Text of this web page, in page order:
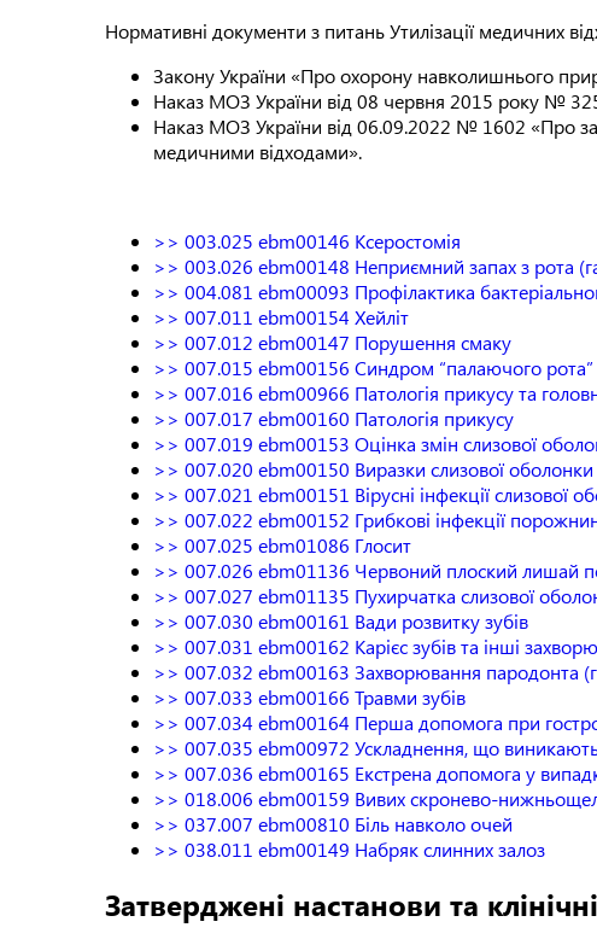
Нормативні документи з питань Утилізації медичних
Закону України «Про охорону навколишнього
Наказ МОЗ України від 08 червня 2015 року №
Наказ МОЗ України від 06.09.2022 № 1602 «Про
медичними відходами».
>> 003.025 ebm00146 Ксеростомія
>> 003.026 ebm00148 Неприємний запах з рота
>> 004.081 ebm00093 Профілактика
>> 007.011 ebm00154 Хейліт
>> 007.012 ebm00147 Порушення смаку
>> 007.015 ebm00156 Синдром “палаючого рота”
>> 007.016 ebm00966 Патологія прикусу та
>> 007.017 ebm00160 Патологія прикусу
>> 007.019 ebm00153 Оцінка змін слизової
>> 007.020 ebm00150 Виразки слизової
>> 007.021 ebm00151 Вірусні інфекції слизової
>> 007.022 ebm00152 Грибкові інфекції
>> 007.025 ebm01086 Глосит
>> 007.026 ebm01136 Червоний плоский лишай
>> 007.027 ebm01135 Пухирчатка слизової
>> 007.030 ebm00161 Вади розвитку зубів
>> 007.031 ebm00162 Карієс зубів та інші
>> 007.032 ebm00163 Захворювання пародонта
>> 007.033 ebm00166 Травми зубів
>> 007.034 ebm00164 Перша допомога при
>> 007.035 ebm00972 Ускладнення, що виникають
>> 007.036 ebm00165 Екстрена допомога у
>> 018.006 ebm00159 Вивих скронево-
>> 037.007 ebm00810 Біль навколо очей
>> 038.011 ebm00149 Набряк слинних залоз
Затверджені настанови та